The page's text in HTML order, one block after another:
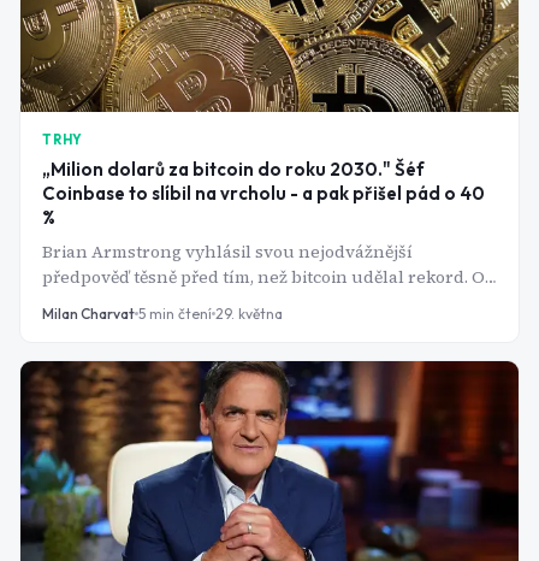
TRHY
„Milion dolarů za bitcoin do roku 2030." Šéf
Coinbase to slíbil na vrcholu - a pak přišel pád o 40
%
Brian Armstrong vyhlásil svou nejodvážnější
předpověď těsně před tím, než bitcoin udělal rekord. Od
té doby ztratil přes 40 %. Je cíl milion dolarů sázka
Milan Charvat 5 min čtení 29. května